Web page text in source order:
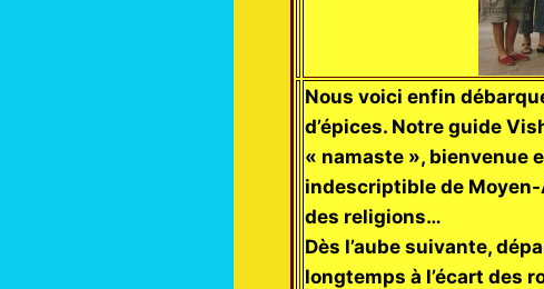
Nous voici enfin
d’épices. Notre guide
« namaste », bienvenue
indescriptible de
des religions…
Dès l’aube suivante,
longtemps à l’écart des